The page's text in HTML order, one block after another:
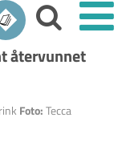
återvunnet
Foto:Tecca